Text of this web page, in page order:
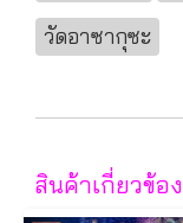
วัดอาซากุซะ
สินค้าเกี่ยวข้อง